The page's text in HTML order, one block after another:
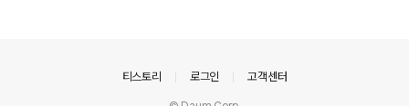
티스토리 로그인 고객센터